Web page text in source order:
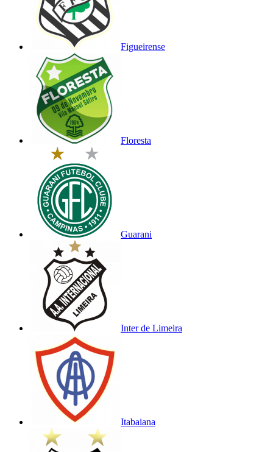
Figueirense
Floresta
Guarani
Inter de Limeira
Itabaiana